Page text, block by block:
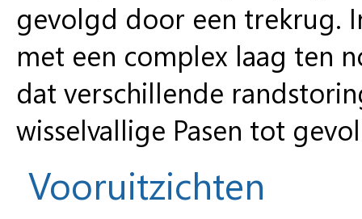
gevolgd door een trekrug.
met een complex laag ten
dat verschillende
wisselvallige Pasen tot
Vooruitzichten